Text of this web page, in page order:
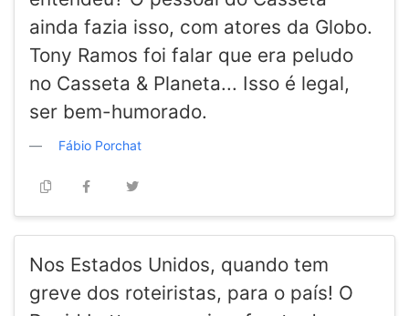
ainda fazia isso, com atores da Globo.
Tony Ramos foi falar que era peludo
no Casseta & Planeta... Isso é legal,
ser bem-humorado.
Fábio Porchat
Nos Estados Unidos, quando tem
greve dos roteiristas, para o país! O